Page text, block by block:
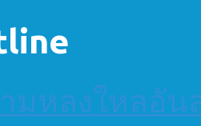
มหลงใหลอัน